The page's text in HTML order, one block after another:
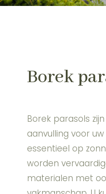
Borek
Borek parasols
aanvulling voor
essentieel op
worden
materialen met